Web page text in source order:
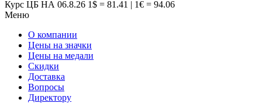
Курс ЦБ НА 06.8.26 1$ = 81.41 | 1€ = 94.06
Меню
О компании
Цены на значки
Цены на медали
Скидки
Доставка
Вопросы
Директору